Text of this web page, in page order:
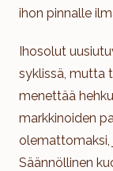
ihon pinnalle
Ihosolut
syklissä, mutta
menettää
markkinoiden
olemattomaksi,
Säännöllinen